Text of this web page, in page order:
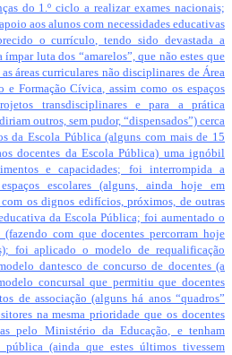
do 1.º ciclo a realizar exames nacionais;
aos alunos com necessidades educativas
o currículo, tendo sido devastada a
luta dos “amarelos”, que não estes que
áreas curriculares não disciplinares de Área
e Formação Cívica, assim como os espaços
transdisciplinares e para a prática
outros, sem pudor, “dispensados”) cerca
da Escola Pública (alguns com mais de 15
docentes da Escola Pública) uma ignóbil
e capacidades; foi interrompida a
escolares (alguns, ainda hoje em
os dignos edifícios, próximos, de outras
da Escola Pública; foi aumentado o
(fazendo com que docentes percorram hoje
foi aplicado o modelo de requalificação
dantesco de concurso de docentes (a
concursal que permitiu que docentes
de associação (alguns há anos “quadros”
na mesma prioridade que os docentes
pelo Ministério da Educação, e tenham
(ainda que estes últimos tivessem